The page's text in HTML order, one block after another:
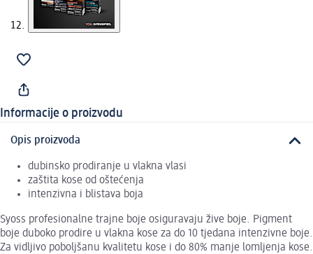
Informacije o proizvodu
Opis proizvoda
dubinsko prodiranje u vlakna vlasi
zaštita kose od oštećenja
intenzivna i blistava boja
Syoss profesionalne trajne boje osiguravaju žive boje. Pigment
boje duboko prodire u vlakna kose za do 10 tjedana intenzivne boje.
Za vidljivo poboljšanu kvalitetu kose i do 80% manje lomljenja kose.